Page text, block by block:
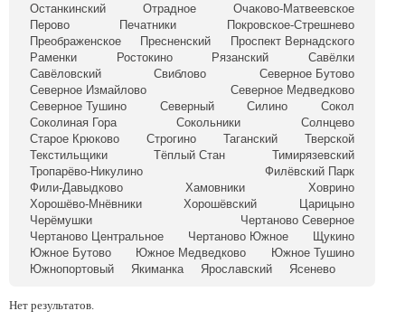
Останкинский
Отрадное
Очаково-Матвеевское
Перово
Печатники
Покровское-Стрешнево
Преображенское
Пресненский
Проспект Вернадского
Раменки
Ростокино Рязанский
Савёлки
Савёловский
Свиблово
Северное Бутово
Северное Измайлово
Северное Медведково
Северное Тушино
Северный Силино
Сокол
Соколиная Гора
Сокольники
Солнцево
Старое Крюково
Строгино Таганский
Тверской
Текстильщики
Тёплый Стан
Тимирязевский
Тропарёво-Никулино
Филёвский Парк
Фили-Давыдково
Хамовники
Ховрино
Хорошёво-Мнёвники
Хорошёвский
Царицыно
Черёмушки
Чертаново Северное
Чертаново Центральное
Чертаново Южное
Щукино
Южное Бутово
Южное Медведково
Южное Тушино
Южнопортовый
Якиманка Ярославский Ясенево
Нет результатов.